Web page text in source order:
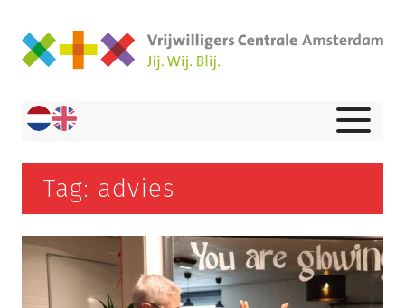
Tag: advies